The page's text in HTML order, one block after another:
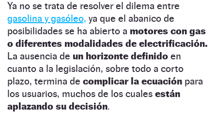
Ya no se trata de resolver el dilema entre
gasolina y gasóleo, ya que el abanico de
posibilidades se ha abierto a motores con gas
o diferentes modalidades de electrificación.
La ausencia de un horizonte definido en
cuanto a la legislación, sobre todo a corto
plazo, termina de complicar la ecuación para
los usuarios, muchos de los cuales están
aplazando su decisión.